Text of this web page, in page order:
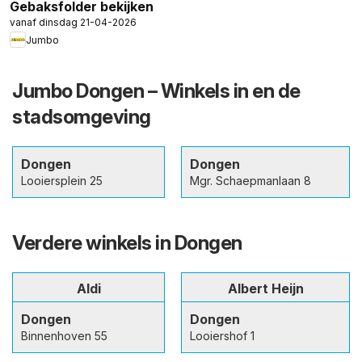
Gebaksfolder bekijken
vanaf dinsdag 21-04-2026
Jumbo
Jumbo Dongen – Winkels in en de
stadsomgeving
Dongen
Looiersplein 25
Dongen
Mgr. Schaepmanlaan 8
Verdere winkels in Dongen
Aldi
Dongen
Binnenhoven 55
Albert Heijn
Dongen
Looiershof 1